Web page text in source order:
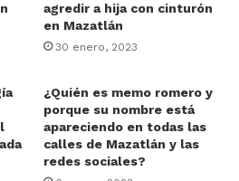
agredir a hija con cinturón
en Mazatlán
30 enero, 2023
¿Quién es memo romero y
porque su nombre está
apareciendo en todas las
calles de Mazatlán y las
redes sociales?